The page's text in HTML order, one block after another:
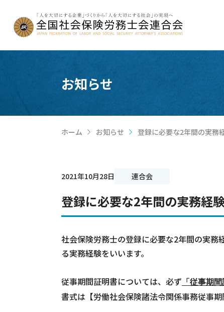
お知らせ
ホーム >
お知らせ >
登録に必要な2年間の実務
2021年10月28日 連合会
登録に必要な2年間の実務経
社会保険労務士の登録に必要な2年間の実
る実務経験をいいます。
従事期間証明書については、必ず 「従事期
書式は【労働社会保険諸法令関係事務従事期